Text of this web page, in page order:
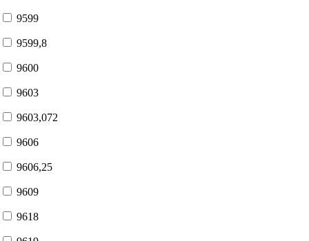
9599
9599,8
9600
9603
9603,072
9606
9606,25
9609
9618